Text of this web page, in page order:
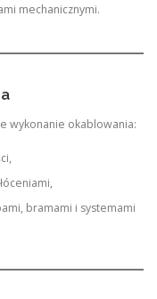
mechanicznymi.
wykonanie okablowania:
bramami i systemami